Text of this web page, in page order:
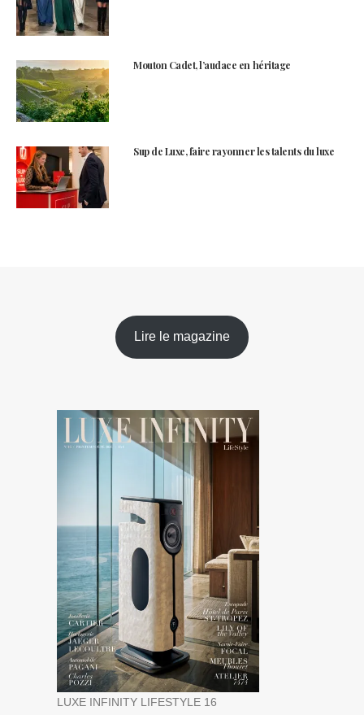
Mouton Cadet, l’audace en héritage
Sup de Luxe, faire rayonner les talents du luxe
Lire le magazine
LUXE INFINITY LIFESTYLE 16